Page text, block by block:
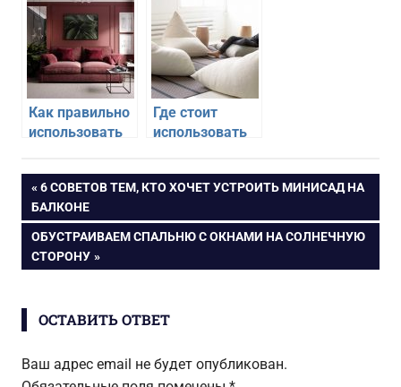
кости в
интерьере
и в каком
интерьере их
стоит
использовать
Как правильно
использовать
акцентов в
интерьере
Где стоит
использовать
мебель
Навигация
по
записям
ПРЕДЫДУЩАЯ
ЗАПИСЬ:
6 СОВЕТОВ ТЕМ, КТО ХОЧЕТ УСТРОИТЬ МИНИСАД НА
БАЛКОНЕ
СЛЕДУЮЩАЯ
ЗАПИСЬ:
ОБУСТРАИВАЕМ СПАЛЬНЮ С ОКНАМИ НА СОЛНЕЧНУЮ
СТОРОНУ
ОСТАВИТЬ ОТВЕТ
Ваш адрес email не будет опубликован.